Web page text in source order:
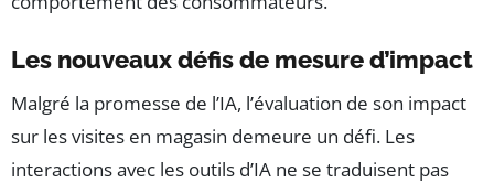
Les nouveaux défis de mesure d’impact
Malgré la promesse de l’IA, l’évaluation de son impact
sur les visites en magasin demeure un défi. Les
interactions avec les outils d’IA ne se traduisent pas